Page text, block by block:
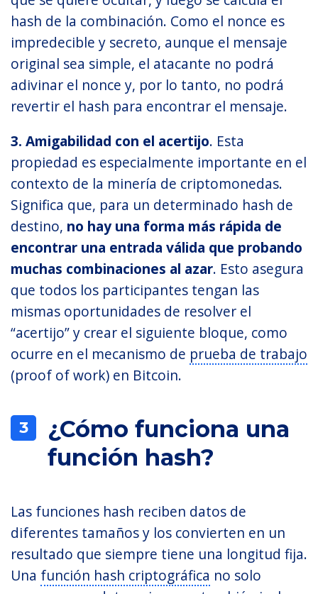
hash de la combinación. Como el nonce es
impredecible y secreto, aunque el mensaje
original sea simple, el atacante no podrá
adivinar el nonce y, por lo tanto, no podrá
revertir el hash para encontrar el mensaje.
3. Amigabilidad con el acertijo. Esta
propiedad es especialmente importante en el
contexto de la minería de criptomonedas.
Significa que, para un determinado hash de
destino, no hay una forma más rápida de
encontrar una entrada válida que probando
muchas combinaciones al azar. Esto asegura
que todos los participantes tengan las
mismas oportunidades de resolver el
“acertijo” y crear el siguiente bloque, como
ocurre en el mecanismo de prueba de trabajo
(proof of work) en Bitcoin.
3
¿Cómo funciona una
función hash?
Las funciones hash reciben datos de
diferentes tamaños y los convierten en un
resultado que siempre tiene una longitud fija.
Una función hash criptográfica no solo